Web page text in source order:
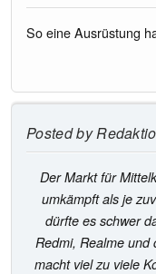
So eine Ausrüstung
Posted by
Der Markt für
umkämpft als je
dürfte es schwer
Redmi, Realme und
macht viel zu viele